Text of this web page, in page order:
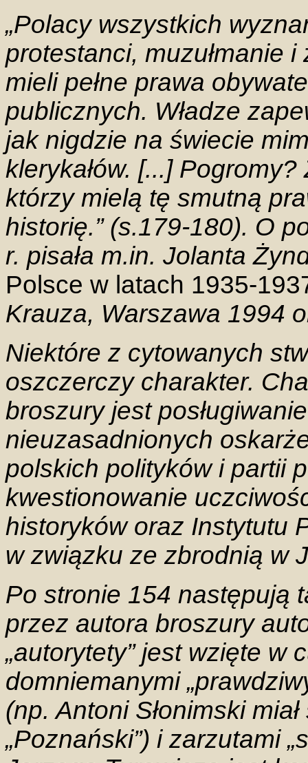
„Polacy wszystkich
protestanci, muzułmanie
mieli pełne prawa
publicznych. Władze
jak nigdzie na świecie
klerykałów. [...]
którzy mielą tę smutną
historię.” (s.179-180). O
r. pisała m.in. Jolanta
Polsce w latach 1935-
Krauza, Warszawa 1994
Niektóre z cytowanych
oszczerczy charakter.
broszury jest
nieuzasadnionych
polskich polityków i partii
kwestionowanie
historyków oraz Instytutu
w związku ze zbrodnią w
Po stronie 154 następują
przez autora broszury
„autorytety” jest wzięte w
domniemanymi
(np. Antoni Słonimski
„Poznański”) i zarzutami